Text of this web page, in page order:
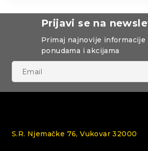
Prijavi se na
Primaj najnovije informacije
ponudama i akcijama
S.R. Njemačke 76, Vukovar 32000